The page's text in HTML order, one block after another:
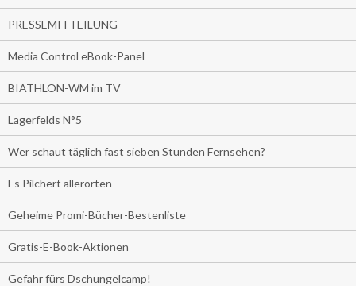
PRESSEMITTEILUNG
Media Control eBook-Panel
BIATHLON-WM im TV
Lagerfelds N°5
Wer schaut täglich fast sieben Stunden Fernsehen?
Es Pilchert allerorten
Geheime Promi-Bücher-Bestenliste
Gratis-E-Book-Aktionen
Gefahr fürs Dschungelcamp!